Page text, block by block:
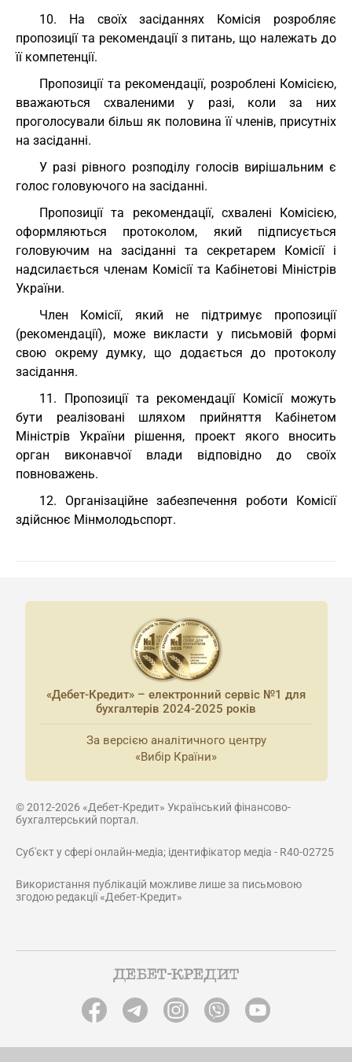
10. На своїх засіданнях Комісія розробляє
пропозиції та рекомендації з питань, що належать до
її компетенції.
Пропозиції та рекомендації, розроблені Комісією,
вважаються схваленими у разі, коли за них
проголосували більш як половина її членів, присутніх
на засіданні.
У разі рівного розподілу голосів вирішальним є
голос головуючого на засіданні.
Пропозиції та рекомендації, схвалені Комісією,
оформляються протоколом, який підписується
головуючим на засіданні та секретарем Комісії і
надсилається членам Комісії та Кабінетові Міністрів
України.
Член Комісії, який не підтримує пропозиції
(рекомендації), може викласти у письмовій формі
свою окрему думку, що додається до протоколу
засідання.
11. Пропозиції та рекомендації Комісії можуть
бути реалізовані шляхом прийняття Кабінетом
Міністрів України рішення, проект якого вносить
орган виконавчої влади відповідно до своїх
повноважень.
12. Організаційне забезпечення роботи Комісії
здійснює Мінмолодьспорт.
«Дебет-Кредит» – електронний сервіс №1 для
бухгалтерів 2024-2025 років
За версією аналітичного центру
«Вибір Країни»
© 2012-2026 «Дебет-Кредит» Український фінансово-
бухгалтерський портал.
Суб'єкт у сфері онлайн-медіа; ідентифікатор медіа - R40-02725
Використання публікацій можливе лише за письмовою
згодою редакції «Дебет-Кредит»